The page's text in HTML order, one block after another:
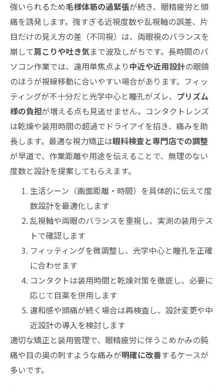
強いられるため毛様体筋の過緊張が続き、眼精疲労と頭
痛を誘発します。強すぎる近視度数や乱視軸の誤差、片
目だけの見え方の差（不同視）は、両眼視のバランスを
崩して肩こりや吐き気まで波及しがちです。長時間のパ
ソコン作業では、遠用単焦点より中近や近用設計の眼鏡
のほうが視線移動に合いやすい場合があります。フィッ
ティングが不十分だと光学中心と瞳孔がズレ、 プリズム
様の負担が増える点も見逃せません。コンタクトレンズ
は乾燥や装用時間の超過でドライアイを招き、痛みを助
長します。最適な視力矯正は眼科検査と専門店での調整
が早道で、作業距離や用途を伝えることで、無理のない
度数と設計を提案してもらえます。
生活シーン（画面距離・時間）を具体的に伝えて度
数設計を最適化します
乱視軸や両眼のバランスを重視し、実測の装用テス
トで確認します
フィッティングを微調整し、光学中心と瞳孔を正確
に合わせます
コンタクトは装用時間と乾燥対策を徹底し、必要に
応じて目薬を併用します
違和感や頭痛が続く場合は再検査し、設計変更や中
近設計の導入を検討します
適切な矯正と装用管理で、眼精疲労に伴うこめかみの鈍
痛や目の奥の刺すような痛みが明確に改善するケースが
多いです。